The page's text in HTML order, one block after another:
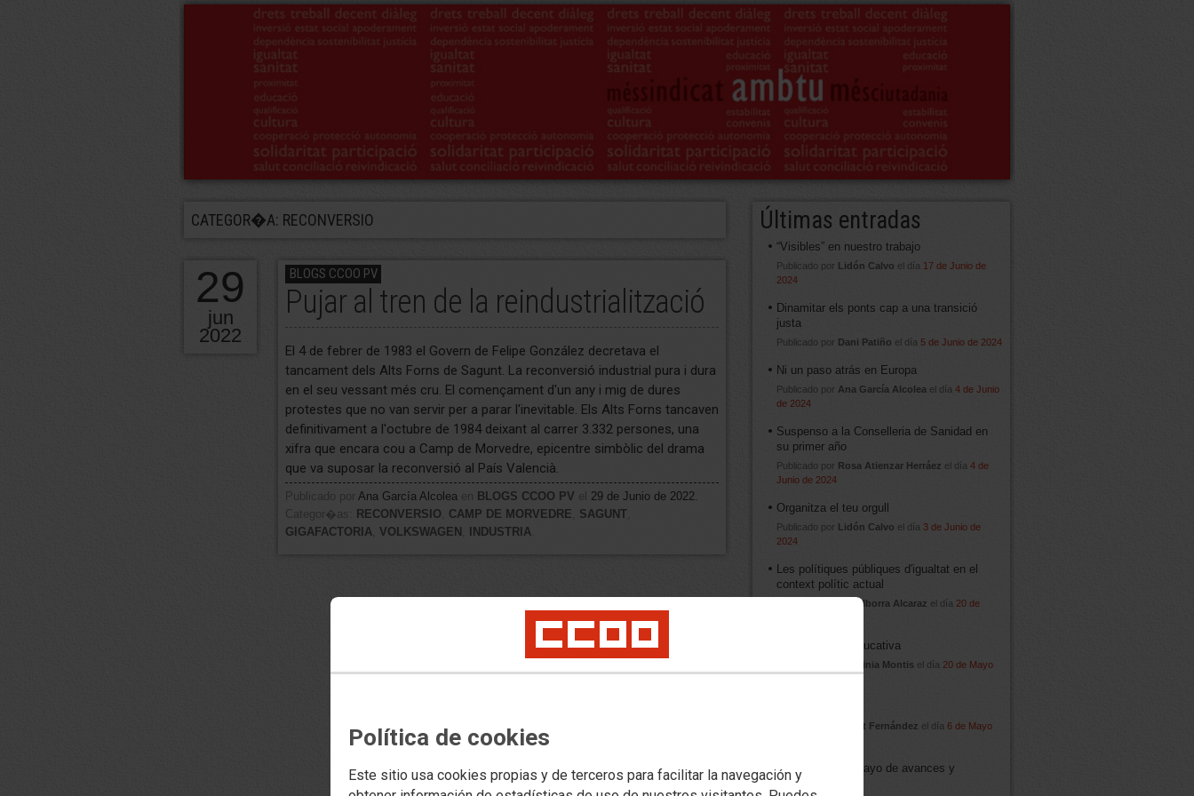
Política de cookies
Este sitio usa cookies propias y de terceros para facilitar la navegación y
CATEGOR�A: RECONVERSIO
29
jun
2022
BLOGS CCOO PV
Pujar al tren de la reindustrialització
El 4 de febrer de 1983 el Govern de Felipe González decretava el
tancament dels Alts Forns de Sagunt. La reconversió industrial pura i dura
en el seu vessant més cru. El començament d'un any i mig de dures
protestes que no van servir per a parar l'inevitable. Els Alts Forns tancaven
definitivament a l'octubre de 1984 deixant al carrer 3.332 persones, una
xifra que encara cou a Camp de Morvedre, epicentre simbòlic del drama
que va suposar la reconversió al País Valencià.
Publicado por Ana García Alcolea en BLOGS CCOO PV el 29 de Junio de 2022.
Categor�as:
RECONVERSIO CAMP DE MORVEDRE SAGUNT,
GIGAFACTORIA VOLKSWAGEN INDUSTRIA
Últimas entradas
“Visibles” en nuestro trabajo
Publicado por Lidón Calvo el día 17 de Junio de
2024
Dinamitar els ponts cap a una transició
justa
Publicado por Dani Patiño el día 5 de Junio de 2024
Ni un paso atrás en Europa
Publicado por Ana García Alcolea el día 4 de Junio
de 2024
Suspenso a la Conselleria de Sanidad en
su primer año
Publicado por Rosa Atienzar Herráez el día 4 de
Junio de 2024
Organitza el teu orgull
Publicado por Lidón Calvo el día 3 de Junio de
2024
Les polítiques públiques d'igualtat en el
context polític actual
Cloti Iborra Alcaraz el día 20 de
Cap a la vaga educativa
Herminia Montis el día 20 de Mayo
Albert Fernández el día 6 de Mayo
Un Primero de Mayo de avances y
reivindicaciones